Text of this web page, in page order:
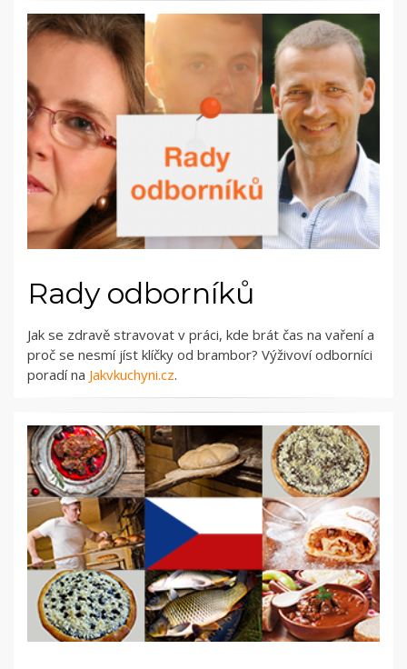
Rady odborníků
Jak se zdravě stravovat v práci, kde brát čas na vaření a
proč se nesmí jíst klíčky od brambor? Výživoví odborníci
poradí na Jakvkuchyni.cz.